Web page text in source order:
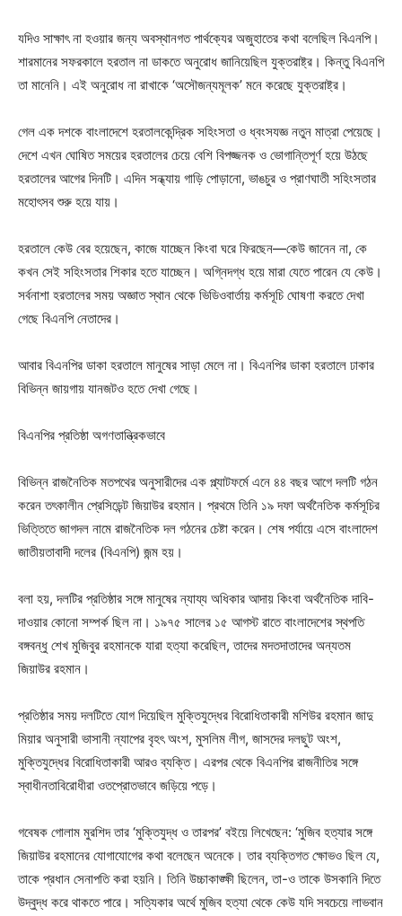
যদিও সাক্ষাৎ না হওয়ার জন্য অবস্থানগত পার্থক্যের অজুহাতের কথা বলেছিল বিএনপি।
শারমানের সফরকালে হরতাল না ডাকতে অনুরোধ জানিয়েছিল যুক্তরাষ্ট্র। কিন্তু বিএনপি
তা মানেনি। এই অনুরোধ না রাখাকে ‘অসৌজন্যমূলক’ মনে করেছে যুক্তরাষ্ট্র।
গেল এক দশকে বাংলাদেশে হরতালকেন্দ্রিক সহিংসতা ও ধ্বংসযজ্ঞ নতুন মাত্রা পেয়েছে।
দেশে এখন ঘোষিত সময়ের হরতালের চেয়ে বেশি বিপজ্জনক ও ভোগান্তিপূর্ণ হয়ে উঠছে
হরতালের আগের দিনটি। এদিন সন্ধ্যায় গাড়ি পোড়ানো, ভাঙচুর ও প্রাণঘাতী সহিংসতার
মহোৎসব শুরু হয়ে যায়।
হরতালে কেউ বের হয়েছেন, কাজে যাচ্ছেন কিংবা ঘরে ফিরছেন—কেউ জানেন না, কে
কখন সেই সহিংসতার শিকার হতে যাচ্ছেন। অগ্নিদগ্ধ হয়ে মারা যেতে পারেন যে কেউ।
সর্বনাশা হরতালের সময় অজ্ঞাত স্থান থেকে ভিডিওবার্তায় কর্মসূচি ঘোষণা করতে দেখা
গেছে বিএনপি নেতাদের।
আবার বিএনপির ডাকা হরতালে মানুষের সাড়া মেলে না। বিএনপির ডাকা হরতালে ঢাকার
বিভিন্ন জায়গায় যানজটও হতে দেখা গেছে।
বিএনপির প্রতিষ্ঠা অগণতান্ত্রিকভাবে
বিভিন্ন রাজনৈতিক মতপথের অনুসারীদের এক প্ল্যাটফর্মে এনে ৪৪ বছর আগে দলটি গঠন
করেন তৎকালীন প্রেসিডেন্ট জিয়াউর রহমান। প্রথমে তিনি ১৯ দফা অর্থনৈতিক কর্মসূচির
ভিত্তিতে জাগদল নামে রাজনৈতিক দল গঠনের চেষ্টা করেন। শেষ পর্যায়ে এসে বাংলাদেশ
জাতীয়তাবাদী দলের (বিএনপি) জন্ম হয়।
বলা হয়, দলটির প্রতিষ্ঠার সঙ্গে মানুষের ন্যায্য অধিকার আদায় কিংবা অর্থনৈতিক দাবি-
দাওয়ার কোনো সম্পর্ক ছিল না। ১৯৭৫ সালের ১৫ আগস্ট রাতে বাংলাদেশের স্থপতি
বঙ্গবন্ধু শেখ মুজিবুর রহমানকে যারা হত্যা করেছিল, তাদের মদতদাতাদের অন্যতম
জিয়াউর রহমান।
প্রতিষ্ঠার সময় দলটিতে যোগ দিয়েছিল মুক্তিযুদ্ধের বিরোধিতাকারী মশিউর রহমান জাদু
মিয়ার অনুসারী ভাসানী ন্যাপের বৃহৎ অংশ, মুসলিম লীগ, জাসদের দলছুট অংশ,
মুক্তিযুদ্ধের বিরোধিতাকারী আরও ব্যক্তি। এরপর থেকে বিএনপির রাজনীতির সঙ্গে
স্বাধীনতাবিরোধীরা ওতপ্রোতভাবে জড়িয়ে পড়ে।
গবেষক গোলাম মুরশিদ তার ‘মুক্তিযুদ্ধ ও তারপর’ বইয়ে লিখেছেন: ‘মুজিব হত্যার সঙ্গে
জিয়াউর রহমানের যোগাযোগের কথা বলেছেন অনেকে। তার ব্যক্তিগত ক্ষোভও ছিল যে,
তাকে প্রধান সেনাপতি করা হয়নি। তিনি উচ্চাকাঙ্ক্ষী ছিলেন, তা-ও তাকে উসকানি দিতে
উদ্বুদ্ধ করে থাকতে পারে। সত্যিকার অর্থে মুজিব হত্যা থেকে কেউ যদি সবচেয়ে লাভবান